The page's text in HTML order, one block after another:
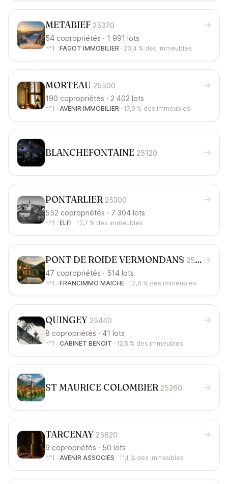
METABIEF 25370
54 copropriétés · 1 991 lots
n°1 : FAGOT IMMOBILIER · 20,4 % des immeubles
MORTEAU 25500
190 copropriétés · 2 402 lots
n°1 : AVENIR IMMOBILIER · 17,9 % des immeubles
BLANCHEFONTAINE 25120
PONTARLIER 25300
552 copropriétés · 7 304 lots
n°1 : ELFI · 12,7 % des immeubles
PONT DE ROIDE VERMONDANS 25150
47 copropriétés · 514 lots
n°1 : FRANCIMMO MAICHE · 12,8 % des immeubles
QUINGEY 25440
8 copropriétés · 41 lots
n°1 : CABINET BENOIT · 12,5 % des immeubles
ST MAURICE COLOMBIER 25260
TARCENAY 25620
9 copropriétés · 50 lots
n°1 : AVENIR ASSOCIES · 11,1 % des immeubles